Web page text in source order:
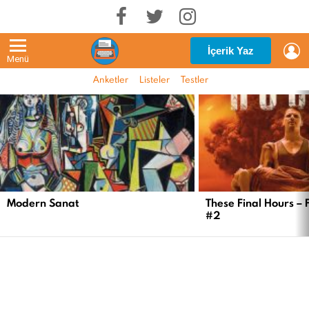
Menü
İçerik Yaz
Anketler Listeler Testler
EN
YENI
İÇERIKLER
Modern Sanat
These Final Hours –
#2